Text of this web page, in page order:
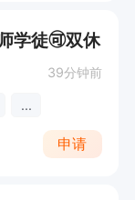
学徒🉑双休
39分钟前
...
申请